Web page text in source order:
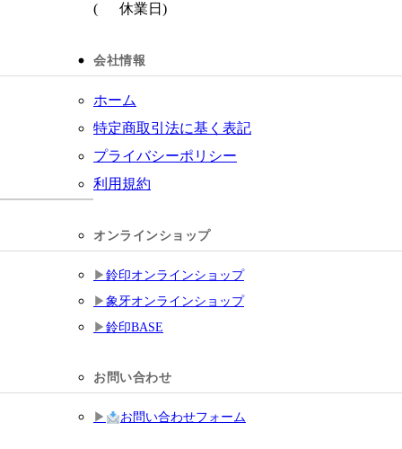
(
休業日)
会社情報
ホーム
特定商取引法に基く表記
プライバシーポリシー
利用規約
オンラインショップ
鈴印オンラインショップ
象牙オンラインショップ
鈴印BASE
お問い合わせ
お問い合わせフォーム